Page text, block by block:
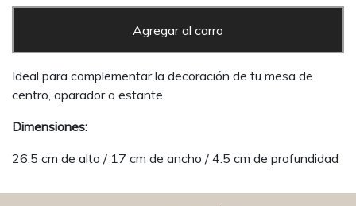
Agregar al carro
Ideal para complementar la decoración de tu mesa de
centro, aparador o estante.
Dimensiones:
26.5 cm de alto / 17 cm de ancho / 4.5 cm de profundidad